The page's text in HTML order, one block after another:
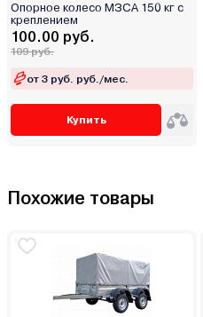
Опорное колесо МЗСА 150 кг с
креплением
100.00 руб.
109 руб.
от 3 руб. руб./мес.
Купить
Похожие товары